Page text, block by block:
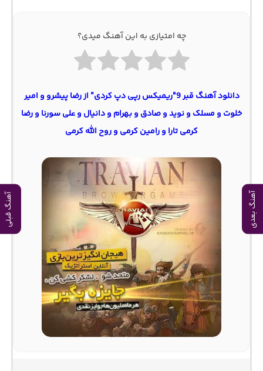
آهنگ بعدی آهنگ قبلی
چه امتیازی به این آهنگ میدی؟
دانلود آهنگ قبر 9″ریمیکس رپی دپ کردی” از رضا پیشرو و امیر
خلوت و مسلک و نوید و صادق و بهرام و دانیال و علی سورنا و رضا
کرمی تارا و رامین کرمی و روح الله کرمی